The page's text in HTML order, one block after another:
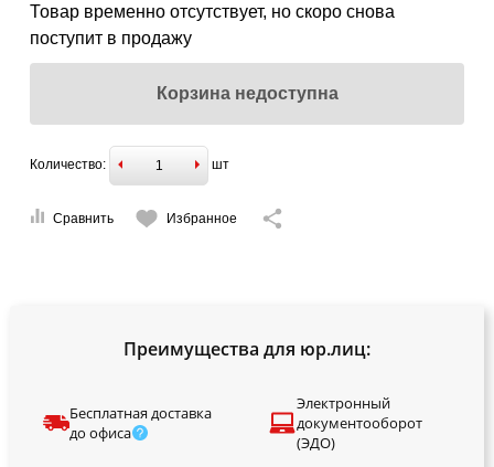
Товар временно отсутствует, но скоро снова
поступит в продажу
Корзина недоступна
Количество: шт
Сравнить Избранное
Преимущества для юр.лиц:
Бесплатная доставка
до офиса
Электронный
документооборот
(ЭДО)